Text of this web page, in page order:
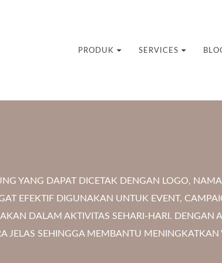
PRODUK SERVICES
YANG DAPAT DICETAK DENGAN LOGO,
EFEKTIF DIGUNAKAN UNTUK EVENT,
DALAM AKTIVITAS SEHARI-HARI. DENGAN
JELAS SEHINGGA MEMBANTU MENINGKATKAN